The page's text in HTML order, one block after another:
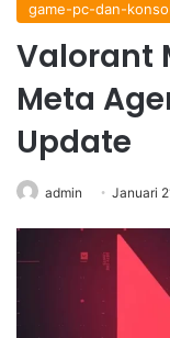
game-pc-dan-konsol
Valorant
Meta
Update
admin Januari